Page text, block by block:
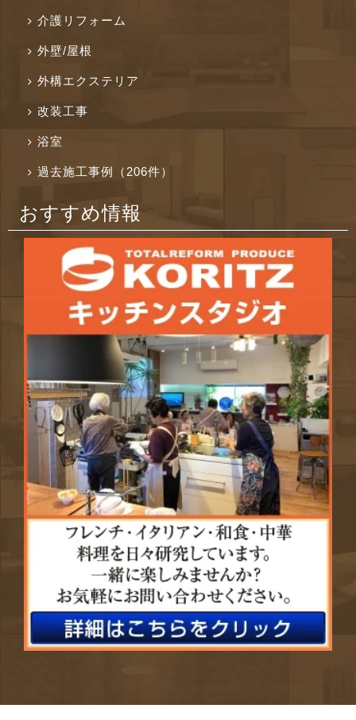
介護リフォーム
外壁/屋根
外構エクステリア
改装工事
浴室
過去施工事例（206件）
おすすめ情報